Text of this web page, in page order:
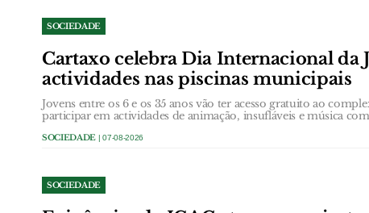
SOCIEDADE
Cartaxo celebra Dia Internacional da
actividades nas piscinas municipais
Jovens entre os 6 e os 35 anos vão ter acesso gratuito ao
participar em actividades de animação, insufláveis e música
SOCIEDADE | 07-08-2026
SOCIEDADE